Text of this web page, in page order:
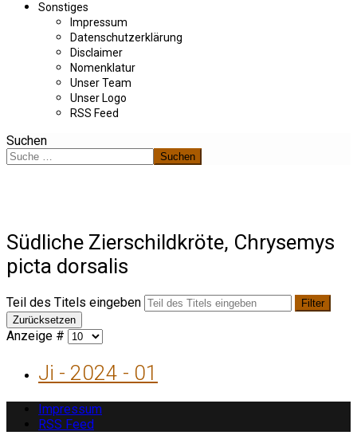
Sonstiges
Impressum
Datenschutzerklärung
Disclaimer
Nomenklatur
Unser Team
Unser Logo
RSS Feed
Suchen
Suchen
Südliche Zierschildkröte, Chrysemys
picta dorsalis
Teil des Titels eingeben
Filter
Zurücksetzen
Anzeige #
Ji - 2024 - 01
Impressum
RSS Feed